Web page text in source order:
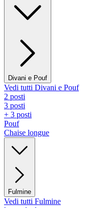
Divani e Pouf
Vedi tutti Divani e Pouf
2 posti
3 posti
+ 3 posti
Pouf
Chaise longue
Fulmine
Vedi tutti Fulmine